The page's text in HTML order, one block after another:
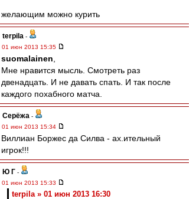
желающим можно курить
terpila -
01 июн 2013 15:35
suomalainen
Мне нравится мысль. Смотреть раз
двенадцать. И не давать спать. И так после
каждого похабного матча.
Серёжа -
01 июн 2013 15:34
Виллиан Боржес да Силва - ах.ительный
игрок!!!
Ю Г -
01 июн 2013 15:33
terpila » 01 июн 2013 16:30